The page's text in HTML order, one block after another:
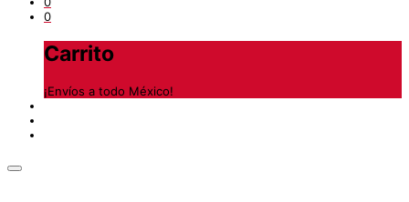
0
Carrito
¡Envíos a todo México!